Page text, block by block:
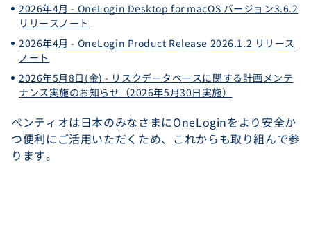
2026年4月 - OneLogin Desktop for macOS バージョン3.6.2
リリースノート
2026年4月 - OneLogin Product Release 2026.1.2 リリース
ノート
2026年5月8日(金) - リスクデータベースに関する計画メンテ
ナンス実施のお知らせ（2026年5月30日実施）
ペンティオは日本のみなさまにOneLoginをより安全か
つ便利にご活用いただくため、これからも取り組んで参
ります。